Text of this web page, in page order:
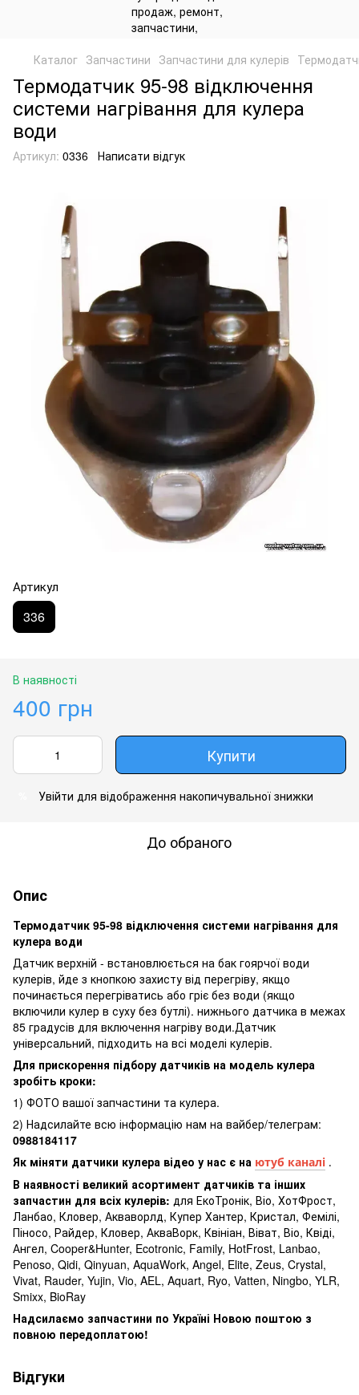
Каталог Запчастини Запчастини для кулерів
Термодатчик 95-98 відключення
системи нагрівання для кулера
води
Артикул: 0336 Написати відгук
Артикул
336
В наявності
400 грн
Купити
Увійти для відображення накопичувальної знижки
До обраного
Опис
Термодатчик 95-98 відключення системи нагрівання для
кулера води
Датчик верхній - встановлюється на бак гоярчої води
кулерів, йде з кнопкою захисту від перегріву, якщо
починається перегріватись або гріє без води (якщо
включили кулер в суху без бутлі). нижнього датчика в межах
85 градусів для включення нагріву води.Датчик
універсальний, підходить на всі моделі кулерів.
Для прискорення підбору датчиків на модель кулера
зробіть кроки:
1) ФОТО вашої запчастини та кулера.
2) Надсилайте всю інформацію нам на вайбер/телеграм:
0988184117
Як міняти датчики кулера відео у нас є на ютуб каналі .
В наявності великий асортимент датчиків та інших
запчастин для всіх кулерів: для ЕкоТронік, Віо, ХотФрост,
Ланбао, Кловер, Акваворлд, Купер Хантер, Кристал, Фемілі,
Піносо, Райдер, Кловер, АкваВорк, Квініан, Віват, Віо, Квіді,
Ангел, Cooper&Hunter, Ecotronic, Family, HotFrost, Lanbao,
Penoso, Qidi, Qinyuan, AquaWork, Angel, Elite, Zeus, Crystal,
Vivat, Rauder, Yujin, Vio, AEL, Aquart, Ryo, Vatten, Ningbo, YLR,
Smixx, BioRay
Надсилаємо запчастини по Україні Новою поштою з
повною передоплатою!
Відгуки